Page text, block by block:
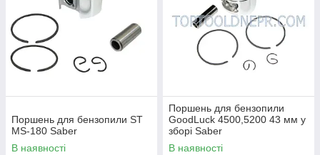
Поршень для бензопили ST
MS-180 Saber
В наявності
Поршень для бензопили
GoodLuck 4500,5200 43 мм у
зборі Saber
В наявності